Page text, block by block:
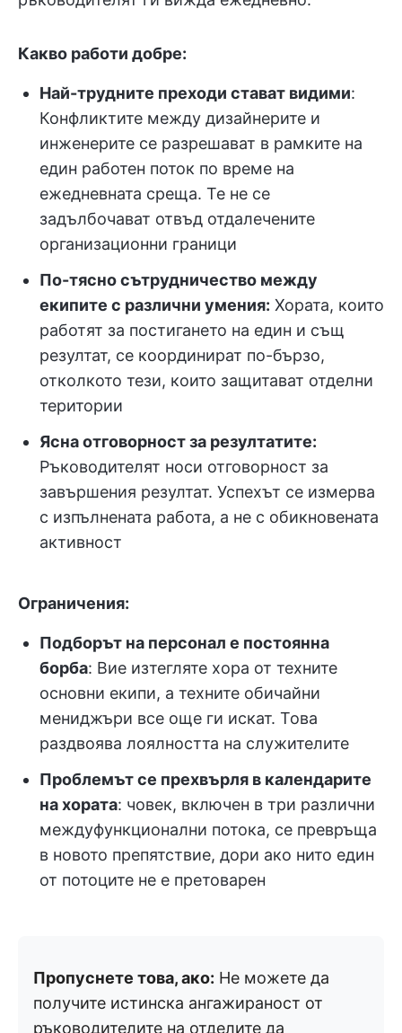
Какво работи добре:
Най-трудните преходи стават видими:
Конфликтите между дизайнерите и
инженерите се разрешават в рамките на
един работен поток по време на
ежедневната среща. Те не се
задълбочават отвъд отдалечените
организационни граници
По-тясно сътрудничество между
екипите с различни умения: Хората, които
работят за постигането на един и същ
резултат, се координират по-бързо,
отколкото тези, които защитават отделни
територии
Ясна отговорност за резултатите:
Ръководителят носи отговорност за
завършения резултат. Успехът се измерва
с изпълнената работа, а не с обикновената
активност
Ограничения:
Подборът на персонал е постоянна
борба: Вие изтегляте хора от техните
основни екипи, а техните обичайни
мениджъри все още ги искат. Това
раздвоява лоялността на служителите
Проблемът се прехвърля в календарите
на хората: човек, включен в три различни
междуфункционални потока, се превръща
в новото препятствие, дори ако нито един
от потоците не е претоварен
Пропуснете това, ако: Не можете да
получите истинска ангажираност от
ръководителите на отделите да